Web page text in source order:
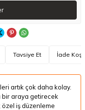
Tavsiye Et İade
artık çok daha kolay.
bir araya getirecek
özel iş düzenleme